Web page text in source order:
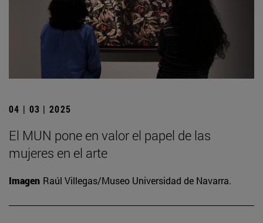
04 | 03 | 2025
El MUN pone en valor el papel de las
mujeres en el arte
Imagen Raúl Villegas/Museo Universidad de Navarra.